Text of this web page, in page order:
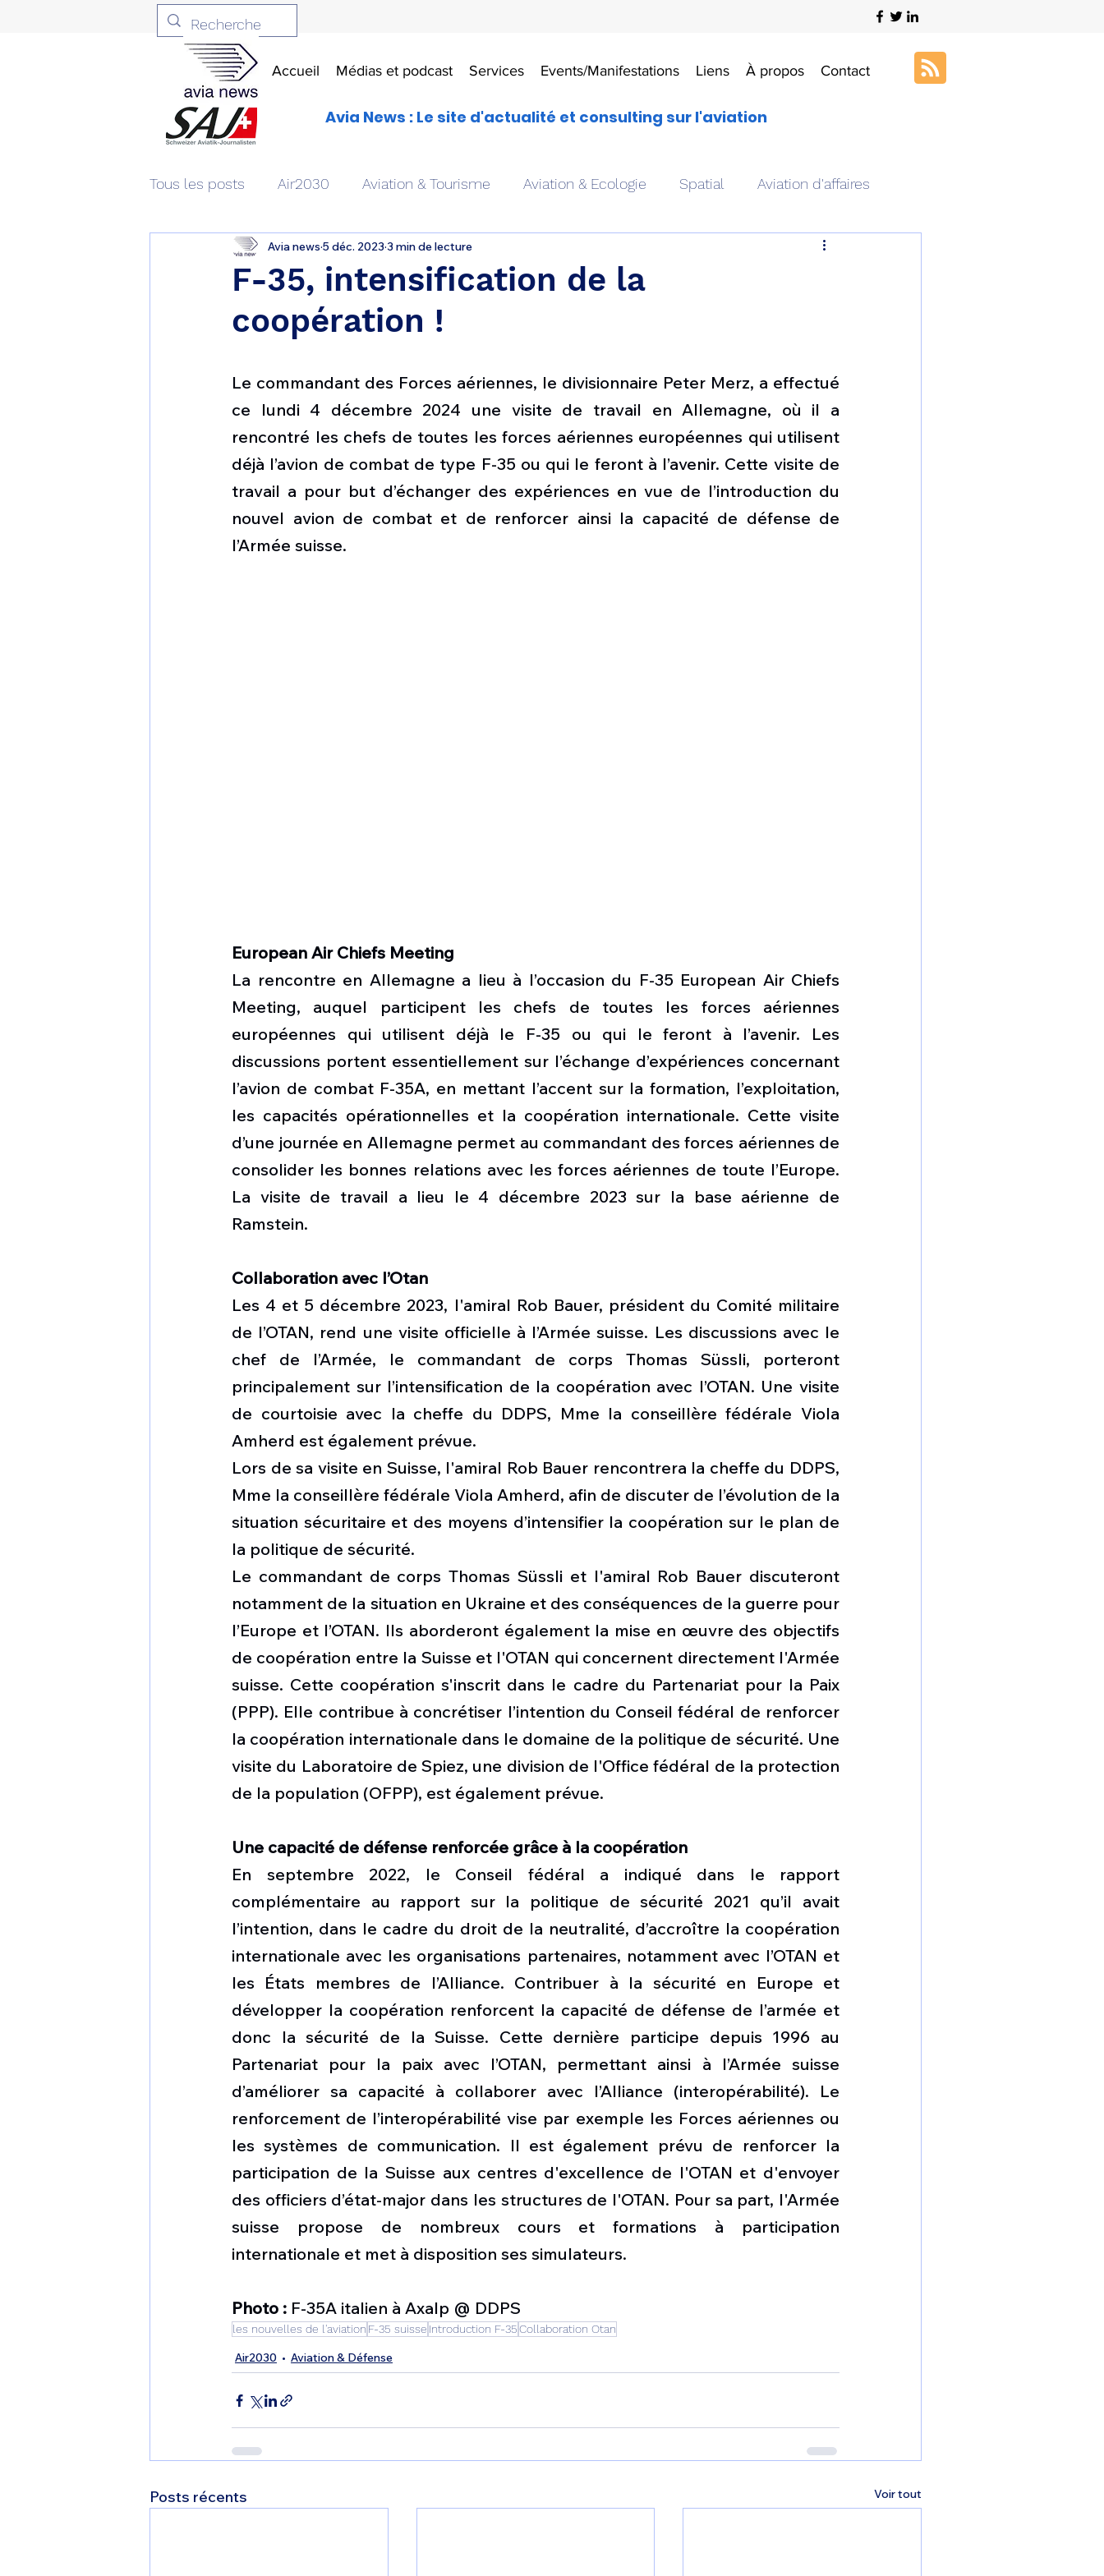
Accueil Médias et podcast Services Events/Manifestations Liens À propos Contact
Avia News : Le site d'actualité et consulting sur l'aviation
Tous les posts Air2030 Aviation & Tourisme Aviation & Ecologie Spatial Aviation d'affaires
Aviation & Défense Livres Drones aériens Art & Aviation
Patrimoine aéronautique Avionique & pilotage
1 er avril Motorisation Défense sol-air DSA Amphibie Drones Composante ESPACE
Shenyang J-35 Bombardier Global 6500 Fret aérien Salon Aéronautique de Dubaï 25
Airbus H145M Opération militaire au Vénézuela Simulateur avion de combat Avionneurs
F-35, intensification de la
coopération !
Avia news 5 déc. 20233 min de lecture
Le commandant des Forces aériennes, le divisionnaire Peter Merz, a effectué
ce lundi 4 décembre 2024 une visite de travail en Allemagne, où il a
rencontré les chefs de toutes les forces aériennes européennes qui utilisent
déjà l’avion de combat de type F-35 ou qui le feront à l’avenir. Cette visite de
travail a pour but d’échanger des expériences en vue de l’introduction du
nouvel avion de combat et de renforcer ainsi la capacité de défense de
l’Armée suisse.
European Air Chiefs Meeting
La rencontre en Allemagne a lieu à l’occasion du F-35 European Air Chiefs
Meeting, auquel participent les chefs de toutes les forces aériennes
européennes qui utilisent déjà le F-35 ou qui le feront à l’avenir. Les
discussions portent essentiellement sur l’échange d’expériences concernant
l’avion de combat F-35A, en mettant l’accent sur la formation, l’exploitation,
les capacités opérationnelles et la coopération internationale. Cette visite
d’une journée en Allemagne permet au commandant des forces aériennes de
consolider les bonnes relations avec les forces aériennes de toute l’Europe.
La visite de travail a lieu le 4 décembre 2023 sur la base aérienne de
Ramstein.
Collaboration avec l’Otan
Les 4 et 5 décembre 2023, l'amiral Rob Bauer, président du Comité militaire
de l’OTAN, rend une visite officielle à l’Armée suisse. Les discussions avec le
chef de l’Armée, le commandant de corps Thomas Süssli, porteront
principalement sur l’intensification de la coopération avec l’OTAN. Une visite
de courtoisie avec la cheffe du DDPS, Mme la conseillère fédérale Viola
Amherd est également prévue.
Lors de sa visite en Suisse, l'amiral Rob Bauer rencontrera la cheffe du DDPS,
Mme la conseillère fédérale Viola Amherd, afin de discuter de l’évolution de la
situation sécuritaire et des moyens d’intensifier la coopération sur le plan de
la politique de sécurité.
Le commandant de corps Thomas Süssli et l'amiral Rob Bauer discuteront
notamment de la situation en Ukraine et des conséquences de la guerre pour
l’Europe et l’OTAN. Ils aborderont également la mise en œuvre des objectifs
de coopération entre la Suisse et l'OTAN qui concernent directement l'Armée
suisse. Cette coopération s'inscrit dans le cadre du Partenariat pour la Paix
(PPP). Elle contribue à concrétiser l’intention du Conseil fédéral de renforcer
la coopération internationale dans le domaine de la politique de sécurité. Une
visite du Laboratoire de Spiez, une division de l'Office fédéral de la protection
de la population (OFPP), est également prévue.
Une capacité de défense renforcée grâce à la coopération
En septembre 2022, le Conseil fédéral a indiqué dans le rapport
complémentaire au rapport sur la politique de sécurité 2021 qu’il avait
l’intention, dans le cadre du droit de la neutralité, d’accroître la coopération
internationale avec les organisations partenaires, notamment avec l’OTAN et
les États membres de l’Alliance. Contribuer à la sécurité en Europe et
développer la coopération renforcent la capacité de défense de l’armée et
donc la sécurité de la Suisse. Cette dernière participe depuis 1996 au
Partenariat pour la paix avec l’OTAN, permettant ainsi à l’Armée suisse
d’améliorer sa capacité à collaborer avec l’Alliance (interopérabilité). Le
renforcement de l’interopérabilité vise par exemple les Forces aériennes ou
les systèmes de communication. Il est également prévu de renforcer la
participation de la Suisse aux centres d'excellence de l'OTAN et d'envoyer
des officiers d’état-major dans les structures de l'OTAN. Pour sa part, l'Armée
suisse propose de nombreux cours et formations à participation
internationale et met à disposition ses simulateurs.
Photo : F-35A italien à Axalp @ DDPS
les nouvelles de l'aviation F-35 suisse Introduction F-35Collaboration Otan
Air2030 Aviation & Défense
Posts récents Voir tout